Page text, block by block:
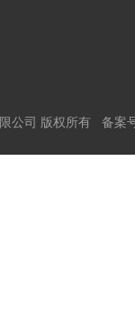
公司 版权所有 备案